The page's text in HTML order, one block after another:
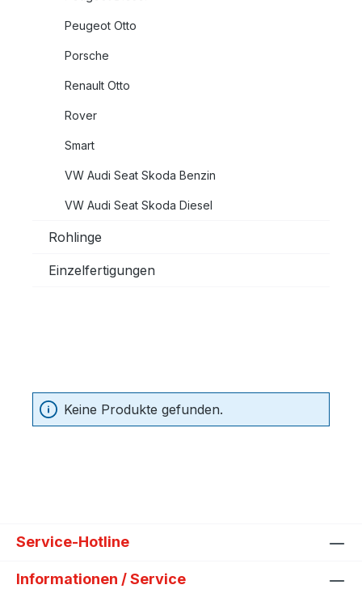
Peugeot Otto
Porsche
Renault Otto
Rover
Smart
VW Audi Seat Skoda Benzin
VW Audi Seat Skoda Diesel
Rohlinge
Einzelfertigungen
Keine Produkte gefunden.
Service-Hotline
Informationen / Service